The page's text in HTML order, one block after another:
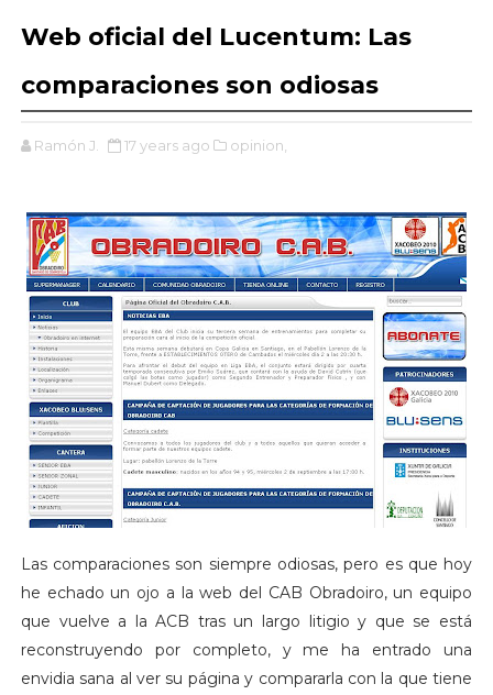
Web oficial del Lucentum: Las
comparaciones son odiosas
Ramón J. 17 years ago opinion,
Las comparaciones son siempre odiosas, pero es que hoy
he echado un ojo a la web del CAB Obradoiro, un equipo
que vuelve a la ACB tras un largo litigio y que se está
reconstruyendo por completo, y me ha entrado una
envidia sana al ver su página y compararla con la que tiene